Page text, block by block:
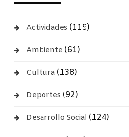
Actividades (119)
Ambiente (61)
Cultura(138)
Deportes (92)
Desarrollo Social (124)